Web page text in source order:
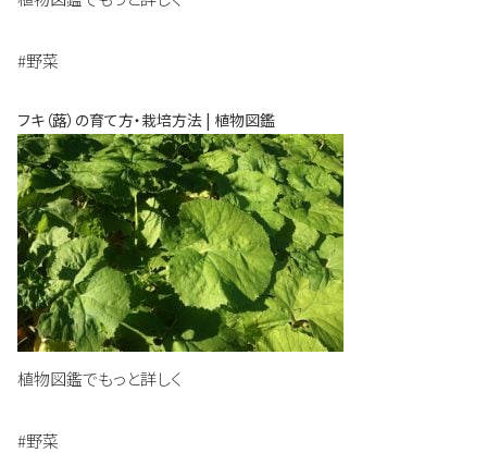
#野菜
フキ（蕗）の育て方・栽培方法 | 植物図鑑
植物図鑑でもっと詳しく
#野菜